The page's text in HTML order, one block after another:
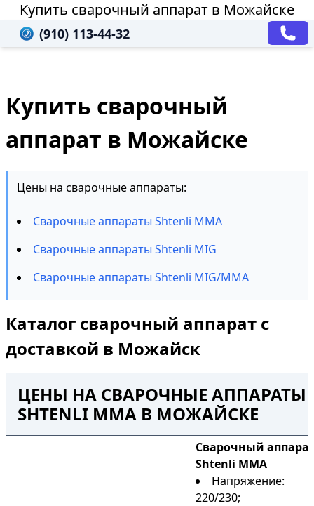
Купить сварочный аппарат в Можайске
(910) 113-44-32
Купить сварочный
аппарат в Можайске
Цены на сварочные аппараты:
Сварочные аппараты Shtenli MMA
Сварочные аппараты Shtenli MIG
Сварочные аппараты Shtenli MIG/MMA
Каталог сварочный аппарат с
доставкой в Можайск
ЦЕНЫ НА СВАРОЧНЫЕ АППАРАТЫ
SHTENLI MMA В МОЖАЙСКЕ
Сварочный
Shtenli MMA
Напряжение:
220/230;